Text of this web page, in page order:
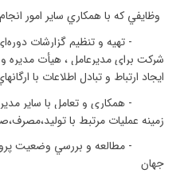
وظايفي كه با همكاري ساير امور
- تهيه و تنظيم گزارشات
شركت براي مديرعامل ، هيأت مديره
ايجاد ارتباط و تبادل اطلاعات با
- همكاري و تعامل با ساير
زمينه عمليات مرتبط با
- مطالعه و بررسي وضعيت
جهان